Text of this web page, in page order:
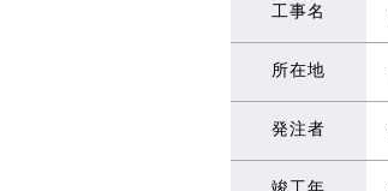
工事名
所在地
発注者